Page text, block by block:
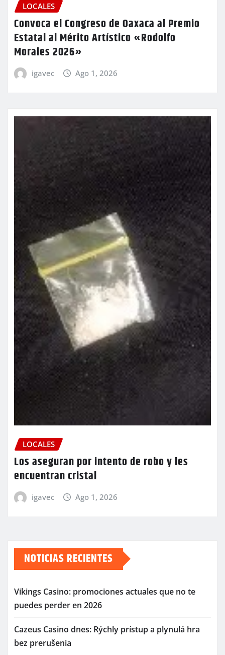
LOCALES
Convoca el Congreso de Oaxaca al Premio
Estatal al Mérito Artístico «Rodolfo
Morales 2026»
igavec Ago 1, 2026
LOCALES
Los aseguran por intento de robo y les
encuentran cristal
igavec Ago 1, 2026
NOTICIAS RECIENTES
Vikings Casino: promociones actuales que no te
puedes perder en 2026
Cazeus Casino dnes: Rýchly prístup a plynulá hra
bez prerušenia